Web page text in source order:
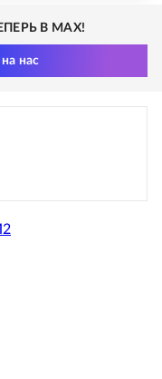
В MAX!
нас